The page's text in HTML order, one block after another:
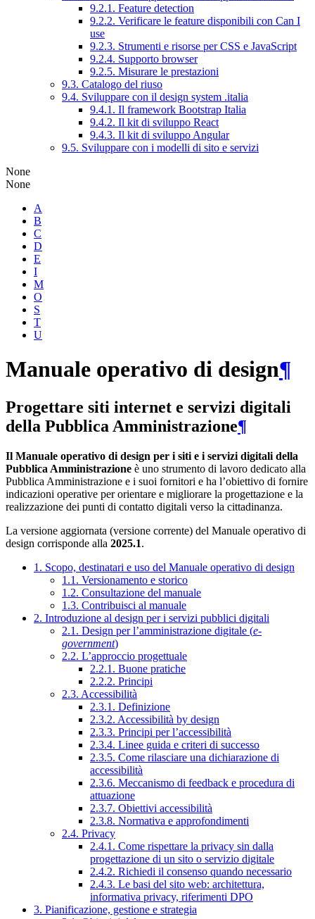
9.2.1. Feature detection
9.2.2. Verificare le feature disponibili con Can I
use
9.2.3. Strumenti e risorse per CSS e JavaScript
9.2.4. Supporto browser
9.2.5. Misurare le prestazioni
9.3. Catalogo del riuso
9.4. Sviluppare con il design system .italia
9.4.1. Il framework Bootstrap Italia
9.4.2. Il kit di sviluppo React
9.4.3. Il kit di sviluppo Angular
9.5. Sviluppare con i modelli di sito e servizi
None
None
A
B
C
D
E
I
M
O
S
T
U
Manuale operativo di design¶
Progettare siti internet e servizi digitali
della Pubblica Amministrazione¶
Il Manuale operativo di design per i siti e i servizi digitali della
Pubblica Amministrazione è uno strumento di lavoro dedicato alla
Pubblica Amministrazione e i suoi fornitori e ha l’obiettivo di fornire
indicazioni operative per orientare e migliorare la progettazione e la
realizzazione dei punti di contatto digitali verso la cittadinanza.
La versione aggiornata (versione corrente) del Manuale operativo di
design corrisponde alla 2025.1.
1. Scopo, destinatari e uso del Manuale operativo di design
1.1. Versionamento e storico
1.2. Consultazione del manuale
1.3. Contribuisci al manuale
2. Introduzione al design per i servizi pubblici digitali
2.1. Design per l’amministrazione digitale (e-
government)
2.2. L’approccio progettuale
2.2.1. Buone pratiche
2.2.2. Principi
2.3. Accessibilità
2.3.1. Definizione
2.3.2. Accessibilità by design
2.3.3. Principi per l’accessibilità
2.3.4. Linee guida e criteri di successo
2.3.5. Come rilasciare una dichiarazione di
accessibilità
2.3.6. Meccanismo di feedback e procedura di
attuazione
2.3.7. Obiettivi accessibilità
2.3.8. Normativa e approfondimenti
2.4. Privacy
2.4.1. Come rispettare la privacy sin dalla
progettazione di un sito o servizio digitale
2.4.2. Richiedi il consenso quando necessario
2.4.3. Le basi del sito web: architettura,
informativa privacy, riferimenti DPO
3. Pianificazione, gestione e strategia